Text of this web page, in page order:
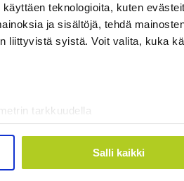
teknologioita, kuten
ja sisältöjä, tehdä
liittyvistä syistä. Voit valita, kuka
tarkkuudella
muodostaminen)
. Voit muuttaa
Salli kaikki
Ihmiset kahmivat nyt
tuotteita Lidleistä –
”Hittitrendi”
muita herkemmin
verisuonitauteihin,
tutkimus
Uutiset | 5.8.2026 22:01